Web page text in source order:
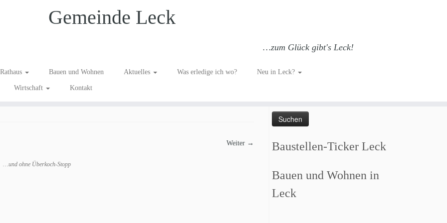
Gemeinde Leck
…zum Glück gibt's Leck!
Rathaus Bauen und Wohnen Aktuelles Was erledige ich wo? Neu in Leck?
Wirtschaft Kontakt
Hoklas-4
Weiter →
…und ohne Überkoch-Stopp
Such dich GLÜCKlich…
Baustellen-Ticker Leck
Bauen und Wohnen in
Leck